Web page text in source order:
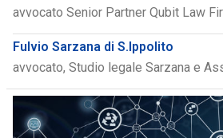
avvocato Senior Partner Qubit Law
Fulvio Sarzana di S.Ippolito
avvocato, Studio legale Sarzana e